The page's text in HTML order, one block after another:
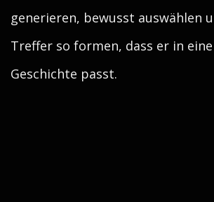
generieren, bewusst auswählen
Treffer so formen, dass er in
Geschichte passt.